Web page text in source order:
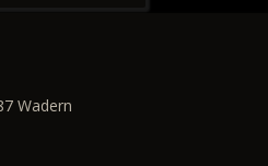
Wadern